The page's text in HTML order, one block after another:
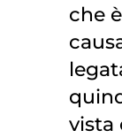
che
vista